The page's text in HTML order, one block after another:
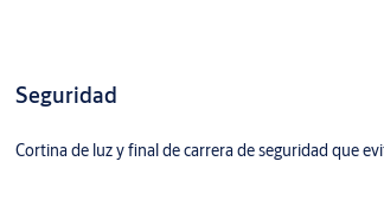
Seguridad
Cortina de luz y final de carrera de seguridad que